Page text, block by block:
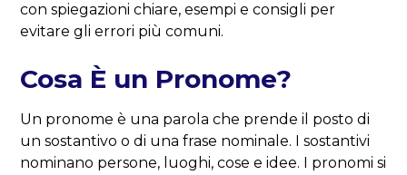
con spiegazioni chiare, esempi e consigli per
evitare gli errori più comuni.
Cosa È un Pronome?
Un pronome è una parola che prende il posto di
un sostantivo o di una frase nominale. I sostantivi
nominano persone, luoghi, cose e idee. I pronomi si